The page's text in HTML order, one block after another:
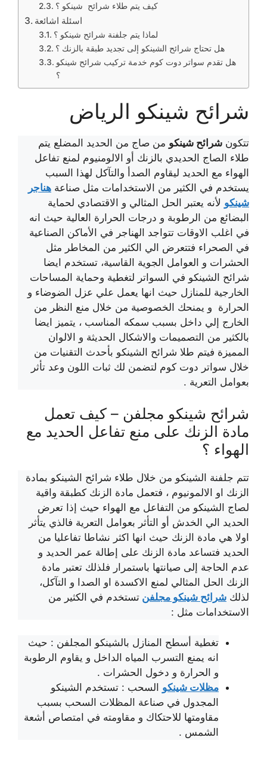
كيف يتم طلاء شرائح شينكو ؟
اسئلة اشائعة
لماذا يتم جلفنة شرائح شينكو ؟
هل تحتاج شرائح الشينكو إلى تجديد طبقة بالزنك ؟
هل تقدم سواتر دوت كوم خدمة تركيب شرائح شينكو
؟
شرائح شينكو الرياض
تتكون شرائح شينكو من صاج من الحديد المضلع يتم
طلاء الصاج الحديدي بالزنك أو الالومنيوم لمنع تفاعل
الهواء مع الحديد ليقاوم الصدأ والتآكل لهذا السبب
يستخدم في الكثير من الاستخدامات مثل صناعة هناجر
شينكو لأنه يعتبر الحل المثالي و الاقتصادي لحماية
البضائع من الرطوبة و درجات الحرارة العالية حيث انه
في اغلب الاوقات تتواجد الهناجر في الأماكن الصناعية
في الصحراء فتتعرض الي الكثير من المخاطر مثل
الحشرات و العوامل الجوية القاسية، تستخدم ايضا
شرائح الشينكو في السواتر لتغطية وحماية المساحات
الخارجية للمنازل حيث انها يعمل علي عزل الضوضاء و
الحرارة و يمنحك الخصوصية من خلال منع النظر من
الخارج إلي داخل بسبب سمكه المناسب ، يتميز ايضا
بالكثير من التصميمات والاشكال الحديثة و الالوان
المميزة فيتم طلا شرائح الشينكو بأحدث التقنيات من
خلال سواتر دوت كوم لتضمن لك ثبات اللون وعد تأثر
بعوامل التعرية .
شرائح شينكو مجلفن – كيف تعمل
مادة الزنك على منع تفاعل الحديد مع
الهواء ؟
تتم جلفنة الشينكو من خلال طلاء شرائح الشينكو بمادة
الزنك او الالمونيوم ، فتعمل مادة الزنك كطبقة واقية
لصاج الشينكو من التفاعل مع الهواء حيث إذا تعرض
الحديد الي الخدش أو التأثر بعوامل التعرية فالذي يتأثر
اولا هي مادة الزنك حيث انها اكثر نشاطا تفاعليا من
الحديد فتساعد مادة الزنك على إطالة عمر الحديد و
عدم الحاجة إلى صيانتها باستمرار فلذلك تعتبر مادة
الزنك الحل المثالي لمنع الاكسدة او الصدا و التآكل،
لذلك شرائح شينكو مجلفن تستخدم في الكثير من
الاستخدامات مثل :
تغطية أسطح المنازل بالشينكو المجلفن : حيث
انه يمنع التسرب المياه الداخل و يقاوم الرطوبة
و الحرارة و دخول الحشرات .
مظلات شينكو السحب : تستخدم الشينكو
المجدول في صناعة المظلات السحب بسبب
مقاومتها للاحتكاك و مقاومته في امتصاص أشعة
الشمس .